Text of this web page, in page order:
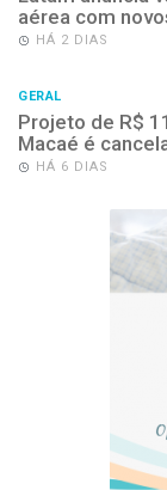
aérea com
HÁ 2 DIAS
GERAL
Projeto de R$
Macaé é
HÁ 6 DIAS